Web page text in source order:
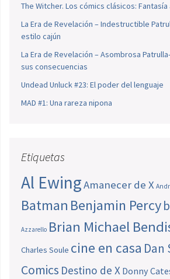
The Witcher. Los cómics clásicos: Fantasía
La Era de Revelación – Indestructible
estilo cajún
La Era de Revelación – Asombrosa
sus consecuencias
Undead Unluck #23: El poder del lenguaje
MAD #1: Una rareza nipona
Etiquetas
Al EwingAmanecer de X
Batman Benjamin Percy
Azzarello Brian Michael
Charles Soule cine en casa Dan
Comics Destino de X Donny